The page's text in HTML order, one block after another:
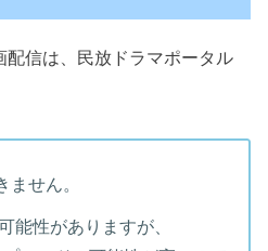
配信は、民放ドラマポータル
せん。
能性がありますが、